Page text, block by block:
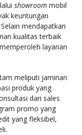
showroom mobil
keuntungan
mendapatkan
kualitas terbaik
layanan
meliputi jaminan
produk yang
dari sales
promo yang
yang fleksibel,